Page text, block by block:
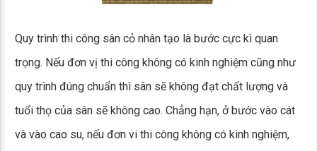
Quy trình thi công sân cỏ nhân tạo là bước cực kì quan
trọng. Nếu đơn vị thi công không có kinh nghiệm cũng như
quy trình đúng chuẩn thì sân sẽ không đạt chất lượng và
tuổi thọ của sân sẽ không cao. Chẳng hạn, ở bước vào cát
và vào cao su, nếu đơn vi thi công không có kinh nghiệm,